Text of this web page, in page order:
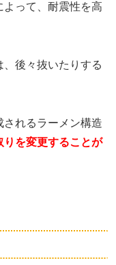
って、耐震性を高
後々抜いたりする
されるラーメン構造
りを変更することが